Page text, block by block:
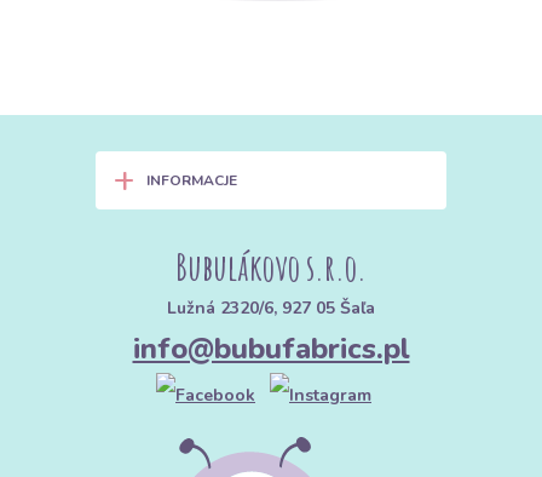
+ INFORMACJE
Bubulákovo s.r.o.
Lužná 2320/6, 927 05 Šaľa
info@bubufabrics.pl